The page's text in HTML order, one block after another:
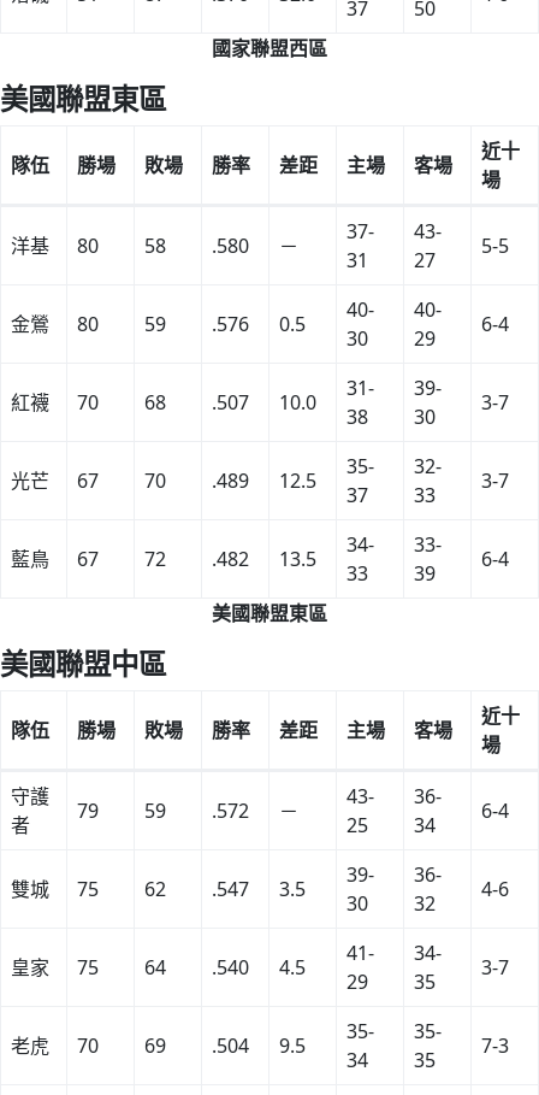
37 50
國家聯盟西區
美國聯盟東區
隊伍 勝場 敗場 勝率 差距 主場 客場
近十
場
洋基 80 58 .580 －
37-
31
43-
27
5-5
金鶯 80 59 .576 0.5
40-
30
40-
29
6-4
紅襪 70 68 .507 10.0
31-
38
39-
30
3-7
光芒 67 70 .489 12.5
35-
37
32-
33
3-7
藍鳥 67 72 .482 13.5
34-
33
33-
39
6-4
美國聯盟東區
美國聯盟中區
隊伍 勝場 敗場 勝率 差距 主場 客場
近十
場
守護
者
79 59 .572 －
43-
25
36-
34
6-4
雙城 75 62 .547 3.5
39-
30
36-
32
4-6
皇家 75 64 .540 4.5
41-
29
34-
35
3-7
老虎 70 69 .504 9.5
35-
34
35-
35
7-3